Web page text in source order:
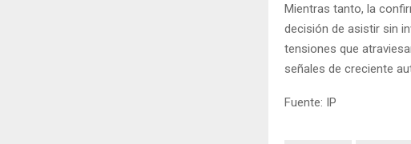
Mientras tanto, la
decisión de asistir sin
tensiones que
señales de creciente
Fuente: IP